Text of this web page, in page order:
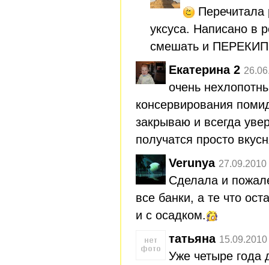
Перечитала
уксуса. Написано в
смешать и
Екатерина 2
очень
консервирования
закрываю и всегда
получатся просто
Verunya 27.09.2010
Сделала и
все банки, а те что
и с осадком.
татьяна
Уже четыре года